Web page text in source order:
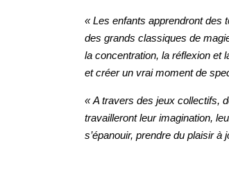
« Les enfants apprendront des
des grands classiques de
la concentration, la réflexion et
et créer un vrai moment de
« A travers des jeux collectifs,
travailleront leur imagination,
s’épanouir, prendre du plaisir